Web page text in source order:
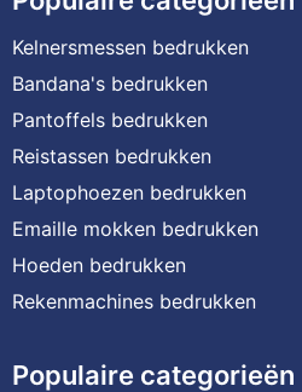
Kelnersmessen bedrukken
Bandana's bedrukken
Pantoffels bedrukken
Reistassen bedrukken
Laptophoezen bedrukken
Emaille mokken bedrukken
Hoeden bedrukken
Rekenmachines bedrukken
Populaire categorieën